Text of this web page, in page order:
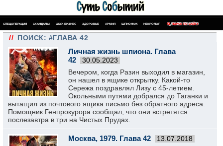
СПЕЦОПЕРАЦИЯ СКАНДАЛЫ ШОУ-БИЗНЕС ЗДОРОВЬЕ АРМИЯ ШПИОНАЖ НЕКРОЛОГ ПОИСК ПО САЙТУ
// ПОИСК: #ГЛАВА 42
Личная жизнь шпиона. Глава
42
30.05.2023
Вечером, когда Разин выходил в магазин,
он нашел в ящике открытку. Какой-то
Сережа поздравлял Лизу с 45-летием.
Окольными путями добрался до Таганки и
вытащил из почтового ящика письмо без обратного адреса.
Помощник Генпрокурора сообщал, что они встретятся
послезавтра в три на Чистых Прудах.
Москва, 1979. Глава 42 13.07.2018